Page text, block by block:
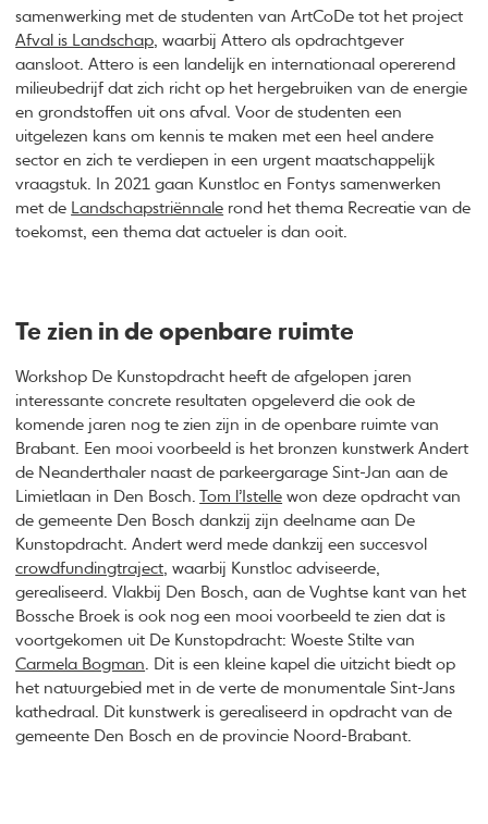
samenwerking met de studenten van ArtCoDe tot het project
Afval is Landschap, waarbij Attero als opdrachtgever
aansloot. Attero is een landelijk en internationaal opererend
milieubedrijf dat zich richt op het hergebruiken van de energie
en grondstoffen uit ons afval. Voor de studenten een
uitgelezen kans om kennis te maken met een heel andere
sector en zich te verdiepen in een urgent maatschappelijk
vraagstuk. In 2021 gaan Kunstloc en Fontys samenwerken
met de Landschapstriënnale rond het thema Recreatie van de
toekomst, een thema dat actueler is dan ooit.
Te zien in de openbare ruimte
Workshop De Kunstopdracht heeft de afgelopen jaren
interessante concrete resultaten opgeleverd die ook de
komende jaren nog te zien zijn in de openbare ruimte van
Brabant. Een mooi voorbeeld is het bronzen kunstwerk Andert
de Neanderthaler naast de parkeergarage Sint-Jan aan de
Limietlaan in Den Bosch.Tom l’Istelle won deze opdracht van
de gemeente Den Bosch dankzij zijn deelname aan De
Kunstopdracht. Andert werd mede dankzij een succesvol
crowdfundingtraject , waarbij Kunstloc adviseerde,
gerealiseerd. Vlakbij Den Bosch, aan de Vughtse kant van het
Bossche Broek is ook nog een mooi voorbeeld te zien dat is
voortgekomen uit De Kunstopdracht: Woeste Stilte van
Carmela Bogman . Dit is een kleine kapel die uitzicht biedt op
het natuurgebied met in de verte de monumentale Sint-Jans
kathedraal. Dit kunstwerk is gerealiseerd in opdracht van de
gemeente Den Bosch en de provincie Noord-Brabant.